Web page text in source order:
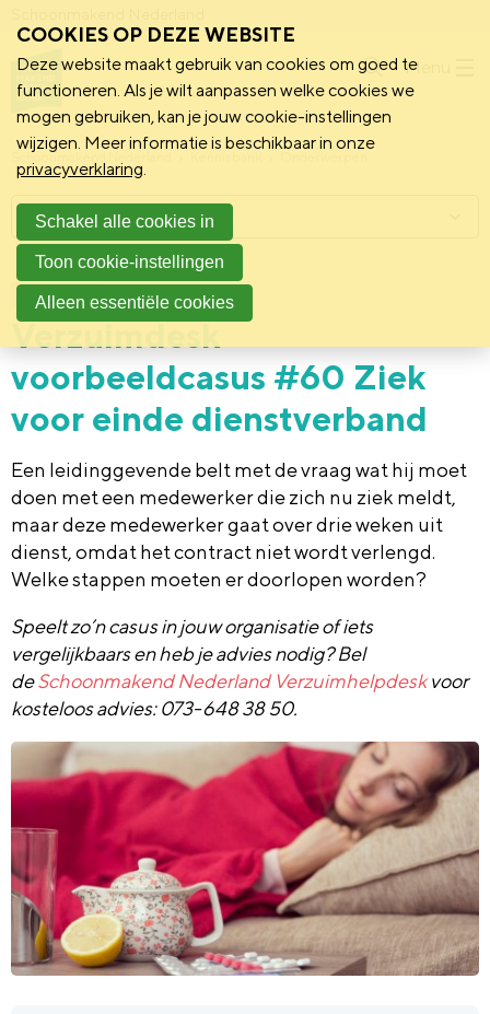
Menu
Schoonmakend Nederland
Achtergrond 6 januari 2022
Verzuimdesk
voorbeeldcasus #60 Ziek
voor einde dienstverband
Een leidinggevende belt met de vraag wat hij moet
doen met een medewerker die zich nu ziek meldt,
maar deze medewerker gaat over drie weken uit
dienst, omdat het contract niet wordt verlengd.
Welke stappen moeten er doorlopen worden?
Speelt zo’n casus in jouw organisatie of iets
vergelijkbaars en heb je advies nodig? Bel
deSchoonmakend Nederland Verzuimhelpdeskvoor
kosteloos advies: 073-648 38 50.
Menu
COOKIES OP DEZE WEBSITE
Deze website maakt gebruik van cookies om goed te
functioneren. Als je wilt aanpassen welke cookies we
mogen gebruiken, kan je jouw cookie-instellingen
wijzigen. Meer informatie is beschikbaar in onze
privacyverklaring.
Schakel alle cookies in
Toon cookie-instellingen
Alleen essentiële cookies